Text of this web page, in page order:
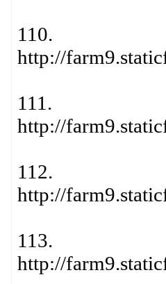
110.
http://
111.
http://
112.
http://
113.
http://